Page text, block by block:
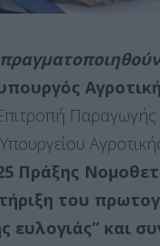
Πράξης
του
και